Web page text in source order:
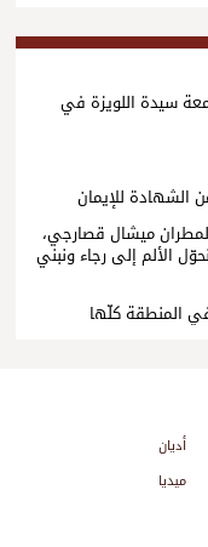
سيدة اللويزة في
الشهادة للإيمان
ميشال قصارجي،
الألم إلى رجاء ونبني
المنطقة كلّها
أديان
ميديا